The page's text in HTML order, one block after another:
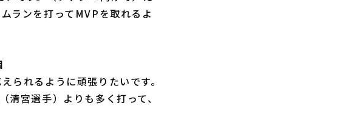
ランを打ってMVPを取れるよ
られるように頑張りたいです。
宮選手）よりも多く打って、